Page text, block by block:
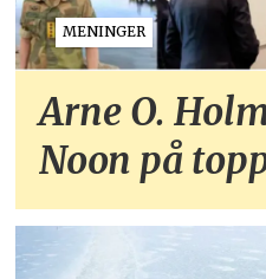
MENINGER
Arne O.
Noon på